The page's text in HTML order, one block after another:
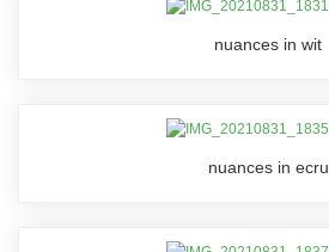
nuances in wit
nuances in ecru